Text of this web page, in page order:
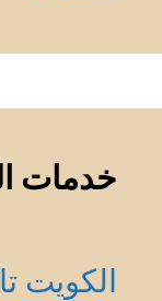
خدمات
الكويت